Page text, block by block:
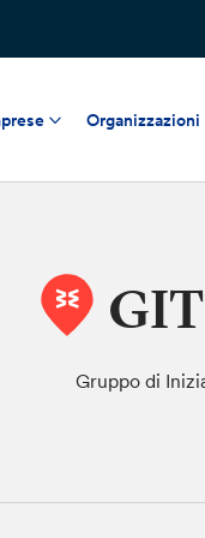
Organizzazioni
Gruppo di